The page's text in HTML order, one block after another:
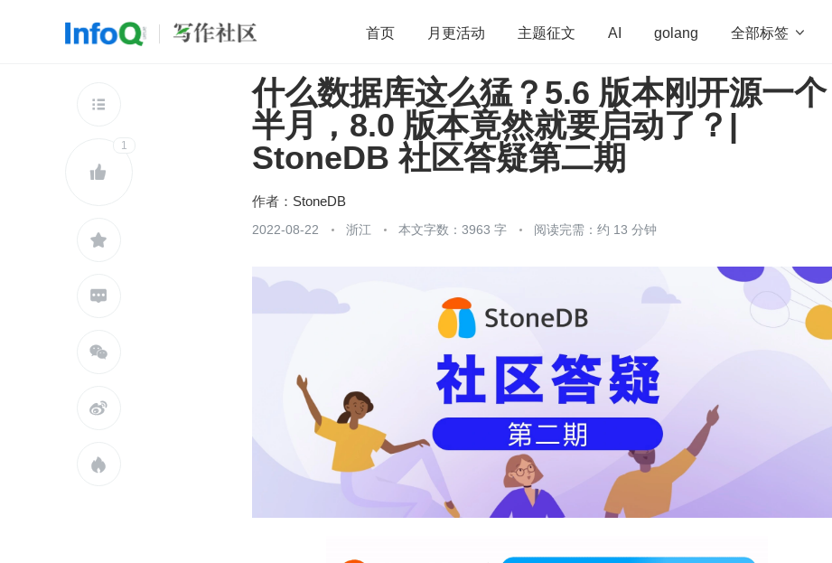
首页 月更活动 主题征文 AI golang 全部标签 
开源 架构 OpenHarmony 算法 学习方法 Web3.0 高效工作
团队管理 程序员 运维 深度思考 低代码
查看更多


1





什么数据库这么猛？5.6 版本刚开源一个
半月，8.0 版本竟然就要启动了？|
StoneDB 社区答疑第二期
作者： StoneDB
2022-08-22 浙江 本文字数：3963 字 阅读完需：约 13 分钟